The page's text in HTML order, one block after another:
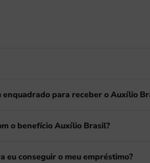
para receber o Auxílio
o benefício Auxílio Brasil?
eu conseguir o meu empréstimo?